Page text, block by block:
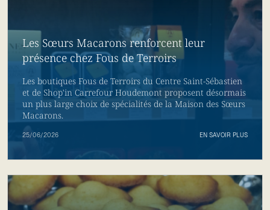
Les Sœurs Macarons renforcent leur
présence chez Fous de Terroirs
Les boutiques Fous de Terroirs du Centre Saint-Sébastien
et de Shop'in Carrefour Houdemont proposent désormais
un plus large choix de spécialités de la Maison des Sœurs
Macarons.
25/06/2026 EN SAVOIR PLUS